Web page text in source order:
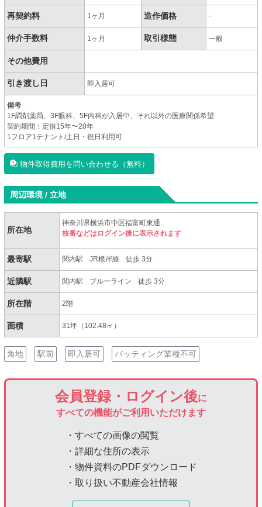
再契約料 1ヶ月 造作価格 -
仲介手数料 1ヶ月 取引様態 一般
その他費用
引き渡し日 即入居可
備考
1F調剤薬局、3F眼科、5F内科が入居中、それ以外の医療関係希望
契約期間：定借15年〜20年
1フロア1テナント/土日・祝日利用可
物件取得費用を問い合わせる（無料）
周辺環境 / 立地
所在地
神奈川県横浜市中区福富町東通
枝番などはログイン後に表示されます
最寄駅 関内駅 JR根岸線 徒歩 3分
近隣駅 関内駅 ブルーライン 徒歩 3分
所在階 2階
面積 31坪（102.48㎡）
角地 駅前 即入居可 バッティング業種不可
会員登録・ログイン後に
すべての機能がご利用いただけます
・すべての画像の閲覧
・詳細な住所の表示
・物件資料のPDFダウンロード
・取り扱い不動産会社情報